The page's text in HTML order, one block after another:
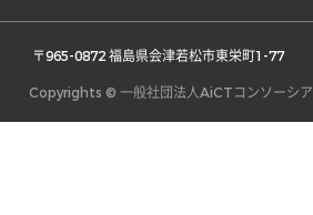
〒965-0872 福島県会津若松市東栄町1-77
Copyrights © 一般社団法人AiCTコンソーシ